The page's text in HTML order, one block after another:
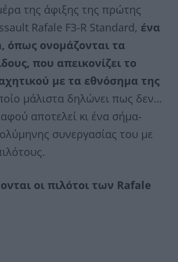
της άφιξης της πρώτης
Rafale F3-R Standard, ένα
όπως ονομάζονται τα
που απεικονίζει το
με τα εθνόσημα της
μάλιστα δηλώνει πως δεν…
αποτελεί κι ένα σήμα-
συνεργασίας του με
οι πιλότοι των Rafale